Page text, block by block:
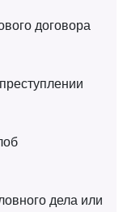
договора
дела или